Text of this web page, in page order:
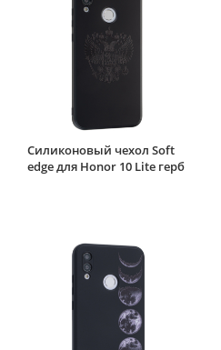
Силиконовый чехол Soft
edge для Honor 10 Lite герб